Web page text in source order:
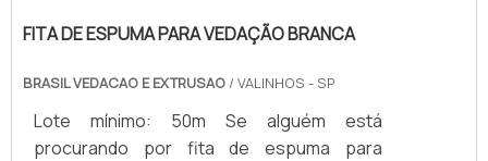
FITA DE ESPUMA PARA VEDAÇÃO BRANCA
BRASIL VEDACAO E EXTRUSAO / VALINHOS - SP
Lote mínimo: 50m Se alguém está
procurando por fita de espuma para